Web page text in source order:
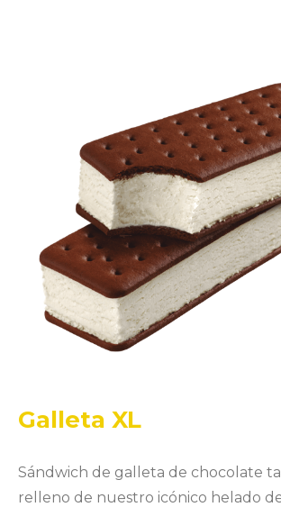
Galleta XL
Sándwich de galleta de chocolate
relleno de nuestro icónico helado